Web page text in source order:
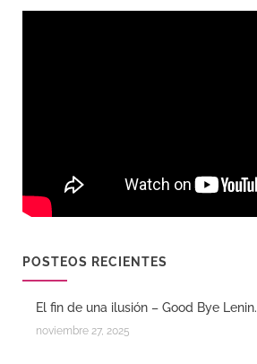
POSTEOS RECIENTES
El fin de una ilusión – Good Bye Lenin.
noviembre 27, 2025